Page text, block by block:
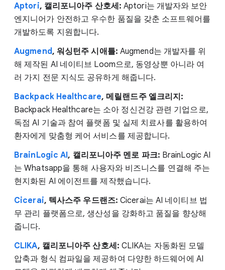
Aptori, 캘리포니아주 산호세: Aptori는 개발자와 보안
엔지니어가 안전하고 우수한 품질을 갖춘 소프트웨어를
개발하도록 지원합니다.
Augmend , 워싱턴주 시애틀: Augmend는 개발자를 위
해 제작된 AI 네이티브 Loom으로, 동영상뿐 아니라 여
러 가지 전문 지식도 공유하게 해줍니다.
Backpack Healthcare, 메릴랜드주 엘크리지:
Backpack Healthcare는 소아 정신건강 관련 기업으로,
독점 AI 기술과 참여 플랫폼 및 실제 치료사를 활용하여
환자에게 맞춤형 케어 서비스를 제공합니다.
BrainLogic AI, 캘리포니아주 멘로 파크: BrainLogic AI
는 Whatsapp을 통해 사용자와 비즈니스를 연결해 주는
현지화된 AI 에이전트를 제작했습니다.
Cicerai, 텍사스주 우드랜즈: Cicerai는 AI 네이티브 법
무 관리 플랫폼으로, 생산성을 강화하고 품질을 향상해
줍니다.
CLIKA, 캘리포니아주 산호세: CLIKA는 자동화된 모델
압축과 형식 컴파일을 제공하여 다양한 하드웨어에 AI